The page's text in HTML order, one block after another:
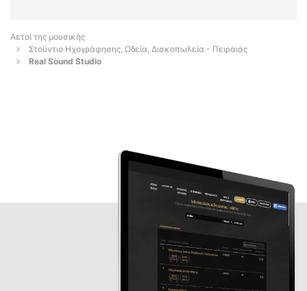
Αετοί της μουσικής
Στούντιο Ηχογράφησης, Ωδεία, Δισκοπωλεία - Πειραιάς
Real Sound Studio